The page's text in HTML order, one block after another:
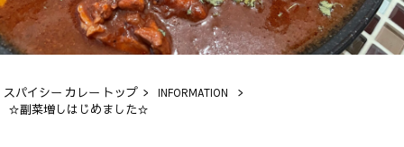
スパイシー カレー トップ > INFORMATION
>
☆副菜増しはじめました☆